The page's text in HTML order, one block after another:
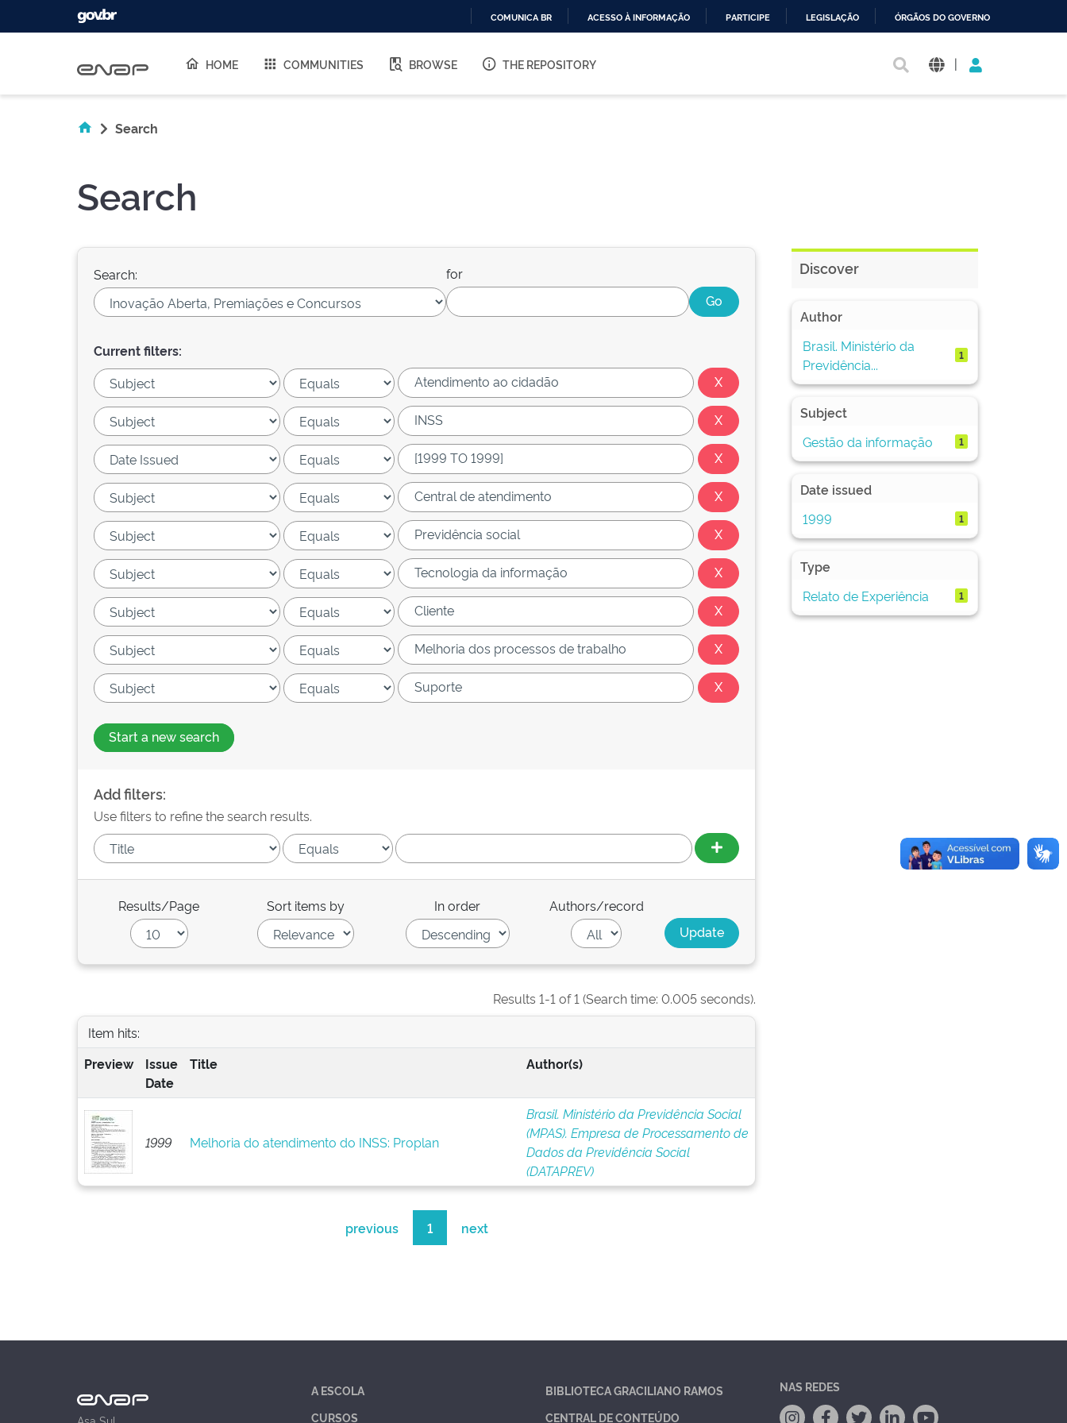
O
COMUNICA BR ACESSO À INFORMAÇÃO PARTICIPE LEGISLAÇÃO ÓRGÃOS DO GOVERNO
HOME COMMUNITIES BROWSE THE REPOSITORY |
Search
Search
Search: for
Current filters:
Start a new search
Add filters:
Use filters to refine the search results.
Results/Page Sort items by In order Authors/record
Results 1-1 of 1 (Search time: 0.005 seconds).
Item hits:
Preview
Issue
Date
Title Author(s)
1999 Melhoria do atendimento do INSS: Proplan
Brasil. Ministério da Previdência Social
(MPAS). Empresa de Processamento de
Dados da Previdência Social
(DATAPREV)
previous 1 next
Discover
Author
Brasil. Ministério da
Previdência...
1
Subject
Gestão da informação
1
Date issued
1999
1
Type
Relato de Experiência
1
A ESCOLA
CURSOS
BIBLIOTECA GRACILIANO RAMOS
CENTRAL DE CONTEÚDO
NAS REDES